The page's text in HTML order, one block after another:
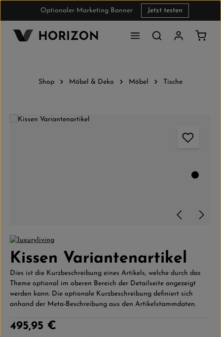
Zum Hauptinhalt springen
Optionaler Marketing Banner Jetzt testen
Shop Möbel & Deko Möbel Tische
Bildergalerie überspringen
Kissen Variantenartikel
Dies ist die Kurzbeschreibung eines Artikels, welche durch das
Theme optional im oberen Bereich der Detailseite angezeigt
werden kann. Die optionale Kurzbeschreibung definiert sich
anhand der Meta-Beschreibung aus den Artikelstammdaten.
Regulärer Preis:
495,95 €